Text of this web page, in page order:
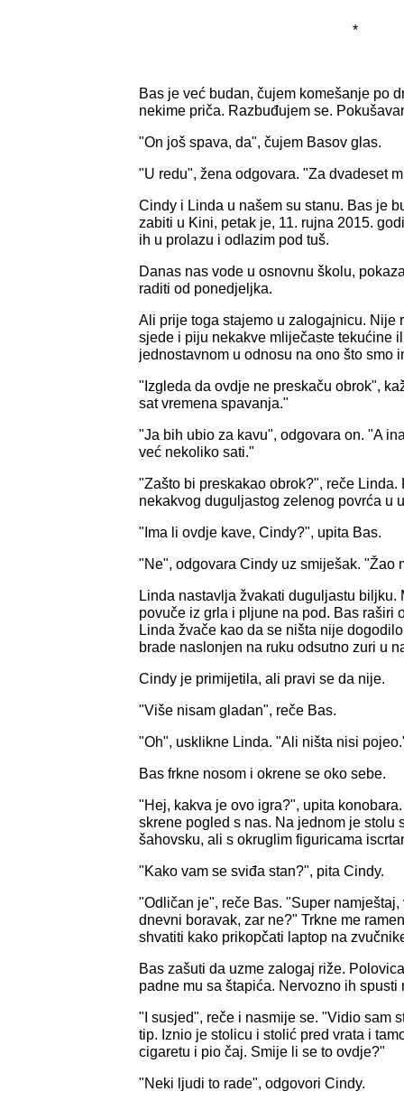
*
Bas je već budan, čujem komešanje po
nekime priča. Razbuđujem se.
"On još spava, da", čujem Basov glas.
"U redu", žena odgovara. "Za dvadeset
Cindy i Linda u našem su stanu. Bas je
zabiti u Kini, petak je, 11. rujna 2015.
ih u prolazu i odlazim pod tuš.
Danas nas vode u osnovnu školu,
raditi od ponedjeljka.
Ali prije toga stajemo u zalogajnicu. Nije
sjede i piju nekakve mliječaste tekućine
jednostavnom u odnosu na ono što smo
"Izgleda da ovdje ne preskaču obrok",
sat vremena spavanja."
"Ja bih ubio za kavu", odgovara on. "A
već nekoliko sati."
"Zašto bi preskakao obrok?", reče
nekakvog duguljastog zelenog povrća u
"Ima li ovdje kave, Cindy?", upita Bas.
"Ne", odgovara Cindy uz smiješak. "Žao
Linda nastavlja žvakati duguljastu biljku.
povuče iz grla i pljune na pod. Bas raširi
Linda žvače kao da se ništa nije
brade naslonjen na ruku odsutno zuri u
Cindy je primijetila, ali pravi se da nije.
"Više nisam gladan", reče Bas.
"Oh", usklikne Linda. "Ali ništa nisi
Bas frkne nosom i okrene se oko sebe.
"Hej, kakva je ovo igra?", upita
skrene pogled s nas. Na jednom je stolu
šahovsku, ali s okruglim figuricama
"Kako vam se sviđa stan?", pita Cindy.
"Odličan je", reče Bas. "Super
dnevni boravak, zar ne?" Trkne me
shvatiti kako prikopčati laptop na
Bas zašuti da uzme zalogaj riže.
padne mu sa štapića. Nervozno ih spusti
"I susjed", reče i nasmije se. "Vidio sam
tip. Iznio je stolicu i stolić pred vrata i
cigaretu i pio čaj. Smije li se to ovdje?"
"Neki ljudi to rade", odgovori Cindy.